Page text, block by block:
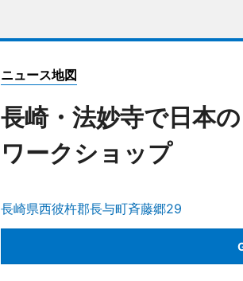
ニュース地図
長崎・法妙寺で日本
ワークショップ
長崎県西彼杵郡長与町斉藤郷29